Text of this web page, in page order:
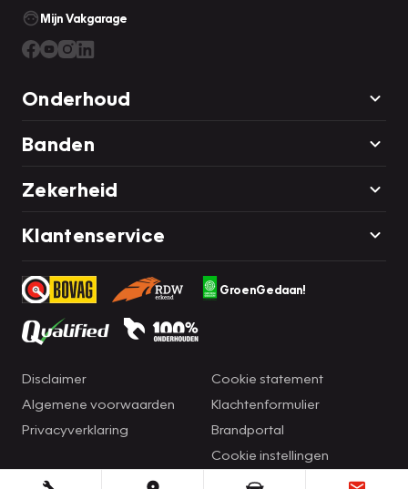
Mijn Vakgarage
Onderhoud
Banden
Zekerheid
Klantenservice
GroenGedaan!
Disclaimer
Algemene voorwaarden
Privacyverklaring
Cookie statement
Klachtenformulier
Brandportal
Cookie instellingen